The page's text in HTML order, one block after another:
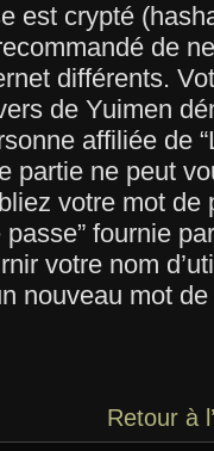
est crypté
de
différents.
de Yuimen
affiliée de
partie ne peut
votre mot de
fournie
votre nom
nouveau mot
Retour à